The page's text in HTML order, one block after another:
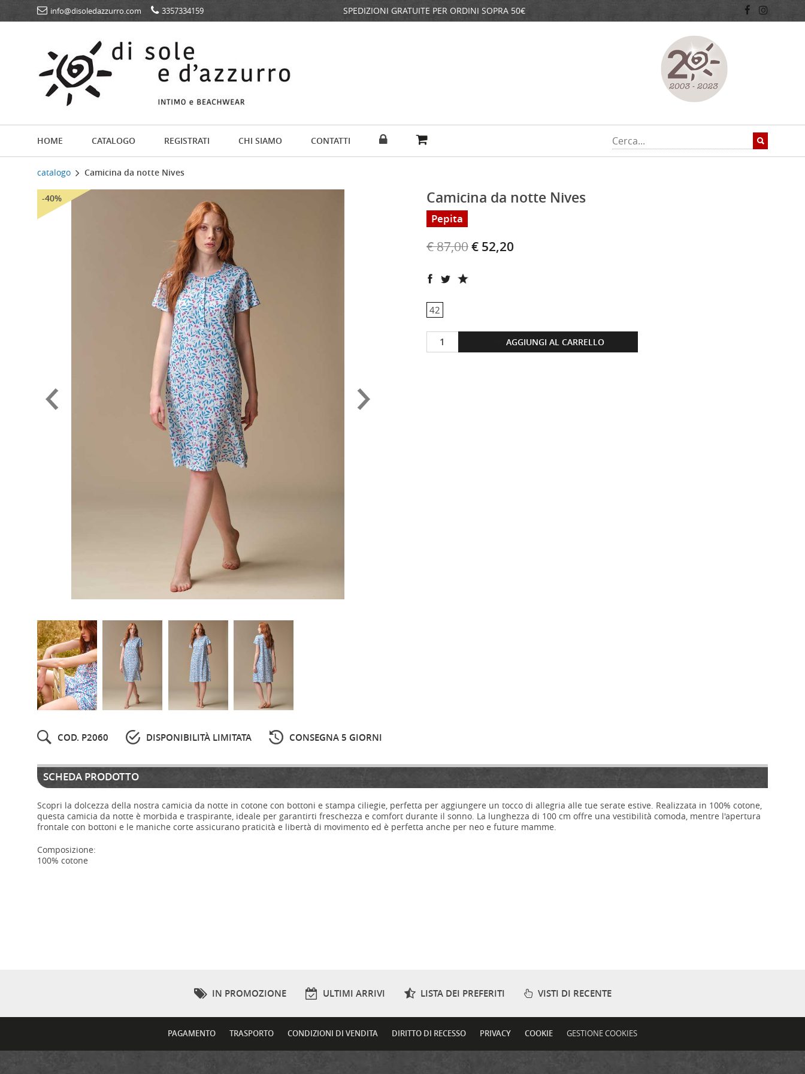
info@disoledazzurro.com 3357334159 SPEDIZIONI GRATUITE PER ORDINI SOPRA 50€
HOME CATALOGO REGISTRATI CHI SIAMO CONTATTI
catalogo Camicina da notte Nives
-40% Camicina da notte Nives
Pepita
€ 87,00€ 52,20
42
AGGIUNGI AL CARRELLO
COD. P2060 DISPONIBILITÀ LIMITATA CONSEGNA 5 GIORNI
SCHEDA PRODOTTO
Scopri la dolcezza della nostra camicia da notte in cotone con bottoni e stampa ciliegie, perfetta per aggiungere un tocco di allegria alle tue serate estive. Realizzata in 100% cotone,
questa camicia da notte è morbida e traspirante, ideale per garantirti freschezza e comfort durante il sonno. La lunghezza di 100 cm offre una vestibilità comoda, mentre l'apertura
frontale con bottoni e le maniche corte assicurano praticità e libertà di movimento ed è perfetta anche per neo e future mamme.
Composizione:
100% cotone
IN PROMOZIONE ULTIMI ARRIVI LISTA DEI PREFERITI VISTI DI RECENTE
PAGAMENTO TRASPORTO CONDIZIONI DI VENDITA DIRITTO DI RECESSO PRIVACY COOKIE GESTIONE COOKIES